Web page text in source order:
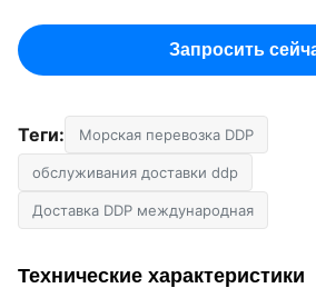
Запросить
Теги: Морская перевозка DDP
обслуживания доставки ddp
Доставка DDP международная
Технические характеристики